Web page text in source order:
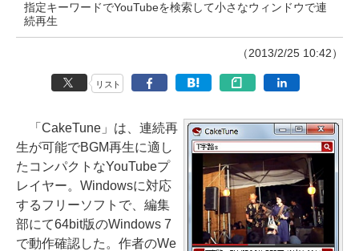
指定キーワードでYouTubeを検索して小さなウィンドウで連
続再生
（2013/2/25 10:42）
リスト
「CakeTune」は、連続再
生が可能でBGM再生に適し
たコンパクトなYouTubeプ
レイヤー。Windowsに対応
するフリーソフトで、編集
部にて64bit版のWindows 7
で動作確認した。作者のWe